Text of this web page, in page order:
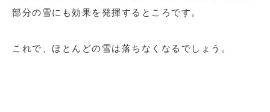
部分の雪にも効果を発揮するところです。
これで、ほとんどの雪は落ちなくなるでしょう。